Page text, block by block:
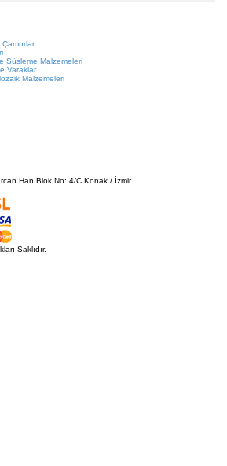
Süsleme Malzemeleri
Varaklar
Malzemeleri
Han Blok No: 4/C Konak / İzmir
Saklıdır.